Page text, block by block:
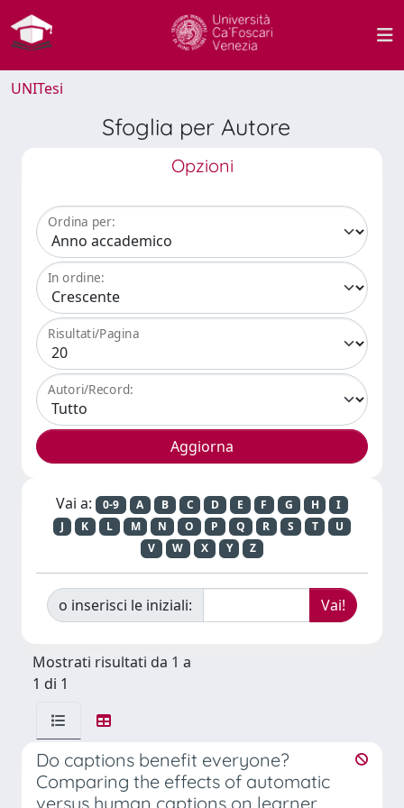
UNITesi
Sfoglia per Autore
Opzioni
Ordina per:
In ordine:
Risultati/Pagina
Autori/Record:
Vai a: 0-9 A B C D E F G H
I
J
K L M N O P Q R S T
U
V
W X Y Z
o inserisci le iniziali:
Mostrati risultati da 1 a
1 di 1
Do captions benefit everyone?
Comparing the effects of automatic
versus human captions on learner